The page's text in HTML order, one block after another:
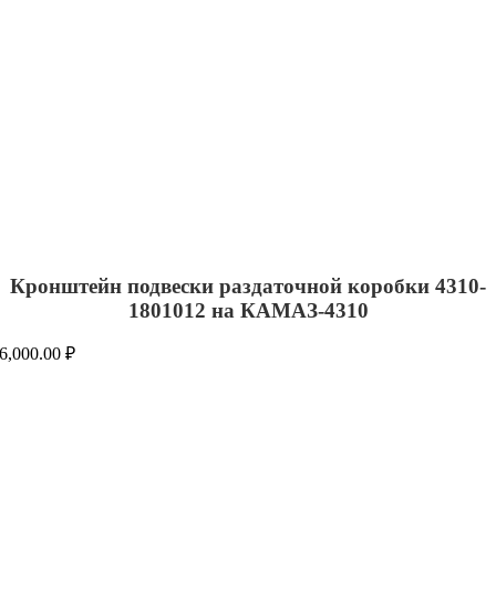
Кронштейн подвески раздаточной коробки 4310-
1801012 на КАМАЗ-4310
6,000.00₽